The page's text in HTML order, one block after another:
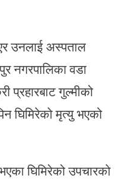
उनलाई अस्पताल
नगरपालिका वडा
प्रहारबाट गुल्मीको
घिमिरेको मृत्यु भएको
घिमिरेको उपचारको